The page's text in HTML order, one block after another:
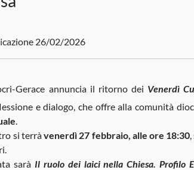
26/02/2026
Gerace annuncia il ritorno dei Venerdì
e dialogo, che offre alla comunità
.
si terràvenerdì 27 febbraio, alle ore 18:30
sarà Il ruolo dei laici nella Chiesa. Profilo